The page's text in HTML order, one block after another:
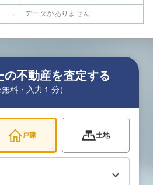
- データがありません
の不動産を査定する
無料・入力１分）
戸建 土地